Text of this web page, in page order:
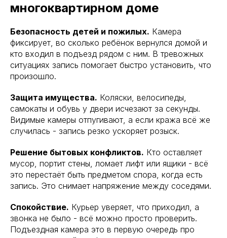
многоквартирном доме
Безопасность детей и пожилых. Камера
фиксирует, во сколько ребёнок вернулся домой и
кто входил в подъезд рядом с ним. В тревожных
ситуациях запись помогает быстро установить, что
произошло.
Защита имущества. Коляски, велосипеды,
самокаты и обувь у двери исчезают за секунды.
Видимые камеры отпугивают, а если кража всё же
случилась - запись резко ускоряет розыск.
Решение бытовых конфликтов. Кто оставляет
мусор, портит стены, ломает лифт или ящики - всё
это перестаёт быть предметом спора, когда есть
запись. Это снимает напряжение между соседями.
Спокойствие. Курьер уверяет, что приходил, а
звонка не было - всё можно просто проверить.
Подъездная камера это в первую очередь про